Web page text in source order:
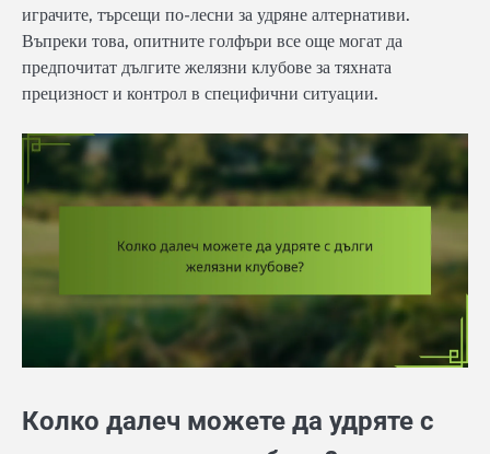
играчите, търсещи по-лесни за удряне алтернативи.
Въпреки това, опитните голфъри все още могат да
предпочитат дългите желязни клубове за тяхната
прецизност и контрол в специфични ситуации.
Колко далеч можете да удряте с